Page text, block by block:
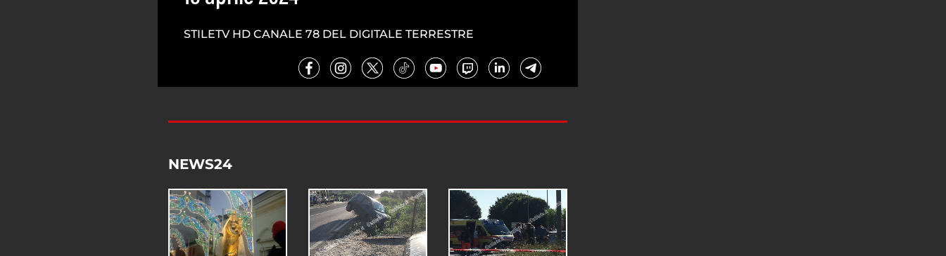
STILETV HD CANALE 78 DEL DIGITALE TERRESTRE
NEWS24